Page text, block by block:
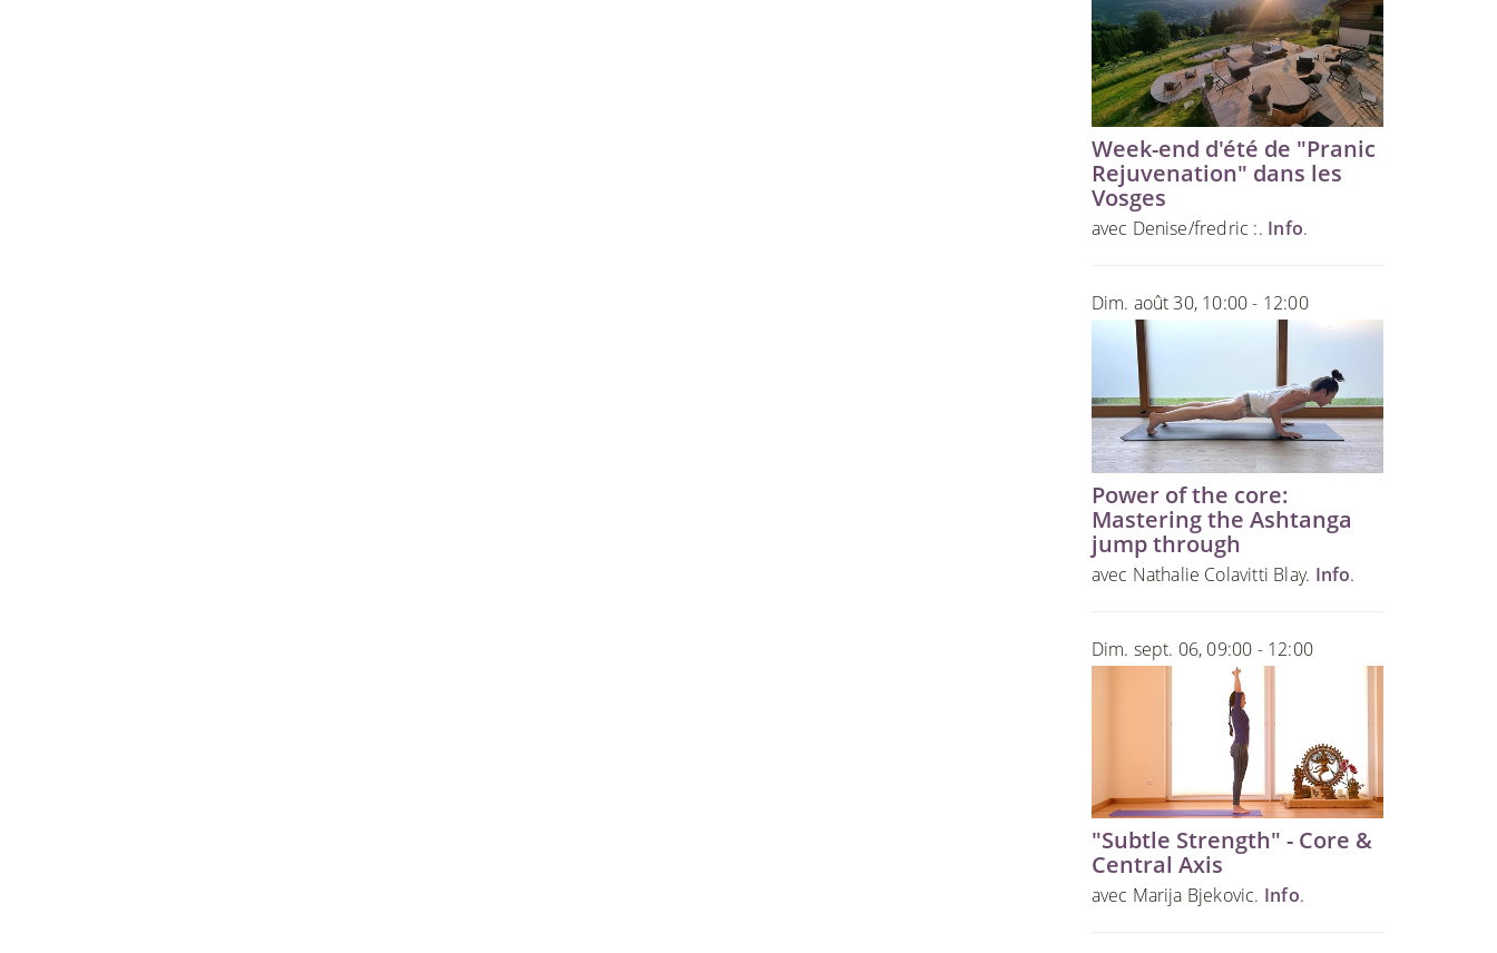
Week-end d'été de "Pranic
Rejuvenation" dans les
Vosges
avec Denise/fredric :. Info.
Dim. août 30, 10:00 - 12:00
Power of the core:
Mastering the Ashtanga
jump through
avec Nathalie Colavitti Blay. Info.
Dim. sept. 06, 09:00 - 12:00
"Subtle Strength" - Core &
Central Axis
avec Marija Bjekovic. Info.